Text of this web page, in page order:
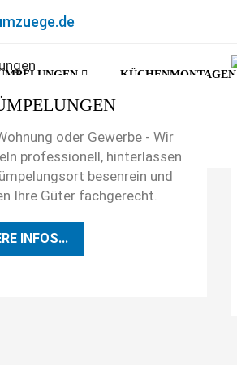
KÜCHENMONTAGEN
oder Gewerbe - Wir
professionell, hinterlassen
besenrein und
Ihre Güter fachgerecht.
INFOS...